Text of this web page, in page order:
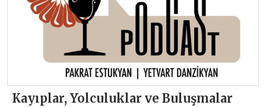
Kayıplar, Yolculuklar ve Buluşmalar